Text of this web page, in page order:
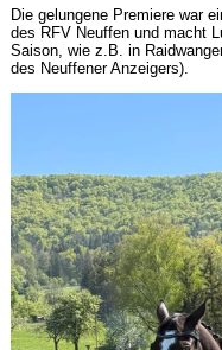
Die gelungene Premiere war
des RFV Neuffen und macht
Saison, wie z.B. in
des Neuffener Anzeigers).